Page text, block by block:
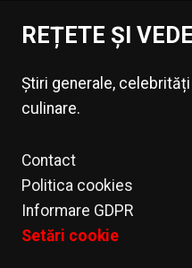
REȚETE ȘI
Știri generale,
culinare.
Contact
Politica cookies
Informare GDPR
Setări cookie